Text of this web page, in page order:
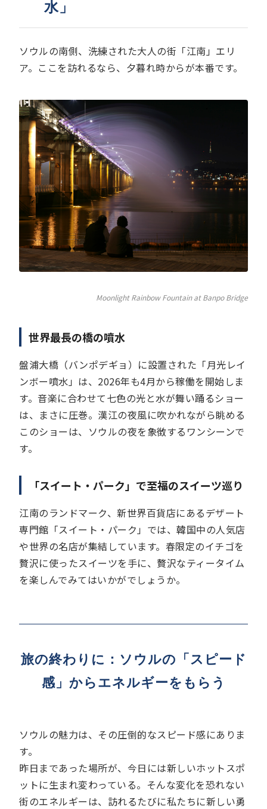
水」
ソウルの南側、洗練された大人の街「江南」エリ
ア。ここを訪れるなら、夕暮れ時からが本番です。
Moonlight Rainbow Fountain at Banpo Bridge
世界最長の橋の噴水
盤浦大橋（バンポデギョ）に設置された「月光レイ
ンボー噴水」は、2026年も4月から稼働を開始しま
す。音楽に合わせて七色の光と水が舞い踊るショー
は、まさに圧巻。漢江の夜風に吹かれながら眺める
このショーは、ソウルの夜を象徴するワンシーンで
す。
「スイート・パーク」で至福のスイーツ巡り
江南のランドマーク、新世界百貨店にあるデザート
専門館「スイート・パーク」では、韓国中の人気店
や世界の名店が集結しています。春限定のイチゴを
贅沢に使ったスイーツを手に、贅沢なティータイム
を楽しんでみてはいかがでしょうか。
旅の終わりに：ソウルの「スピード
感」からエネルギーをもらう
ソウルの魅力は、その圧倒的なスピード感にありま
す。
昨日まであった場所が、今日には新しいホットスポ
ットに生まれ変わっている。そんな変化を恐れない
街のエネルギーは、訪れるたびに私たちに新しい勇